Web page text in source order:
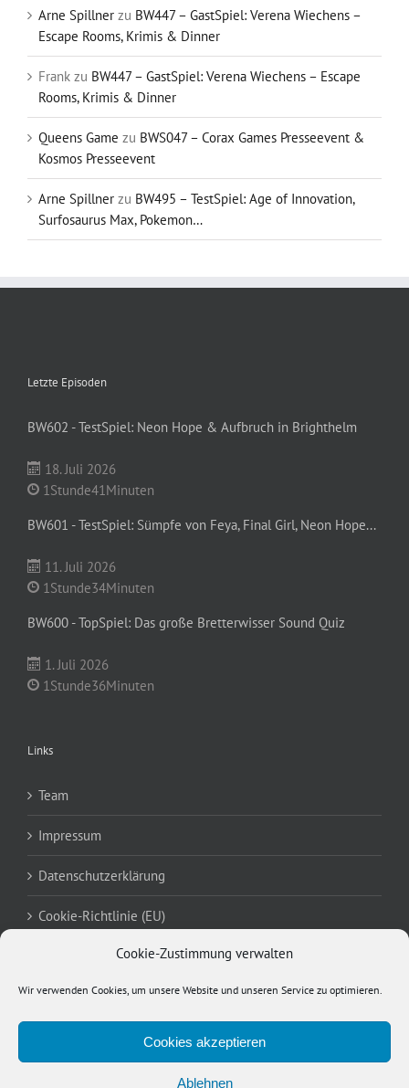
Cookie-Zustimmung verwalten
Wir verwenden Cookies, um unsere Website und unseren Service zu optimieren.
Cookies akzeptieren
Ablehnen
Arne Spillner zu BW447 – GastSpiel: Verena Wiechens –
Escape Rooms, Krimis & Dinner
Frank zu BW447 – GastSpiel: Verena Wiechens – Escape
Rooms, Krimis & Dinner
Queens Game zu BWS047 – Corax Games Presseevent &
Kosmos Presseevent
Arne Spillner zu BW495 – TestSpiel: Age of Innovation,
Surfosaurus Max, Pokemon…
Letzte Episoden
BW602 - TestSpiel: Neon Hope & Aufbruch in Brighthelm
18. Juli 2026
1Stunde41Minuten
BW601 - TestSpiel: Sümpfe von Feya, Final Girl, Neon Hope...
11. Juli 2026
1Stunde34Minuten
BW600 - TopSpiel: Das große Bretterwisser Sound Quiz
1. Juli 2026
1Stunde36Minuten
Links
Team
Impressum
Datenschutzerklärung
Cookie-Richtlinie (EU)
Meta